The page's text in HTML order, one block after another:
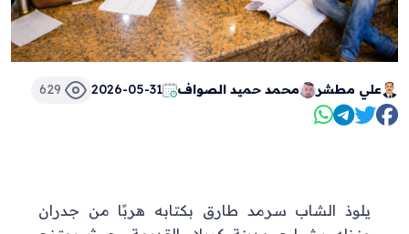
علي مطشر محمد حميد الصواف 2026-05-31
629
يلوذ الشاب سرمد طارق بكتابه هربًا من جدران